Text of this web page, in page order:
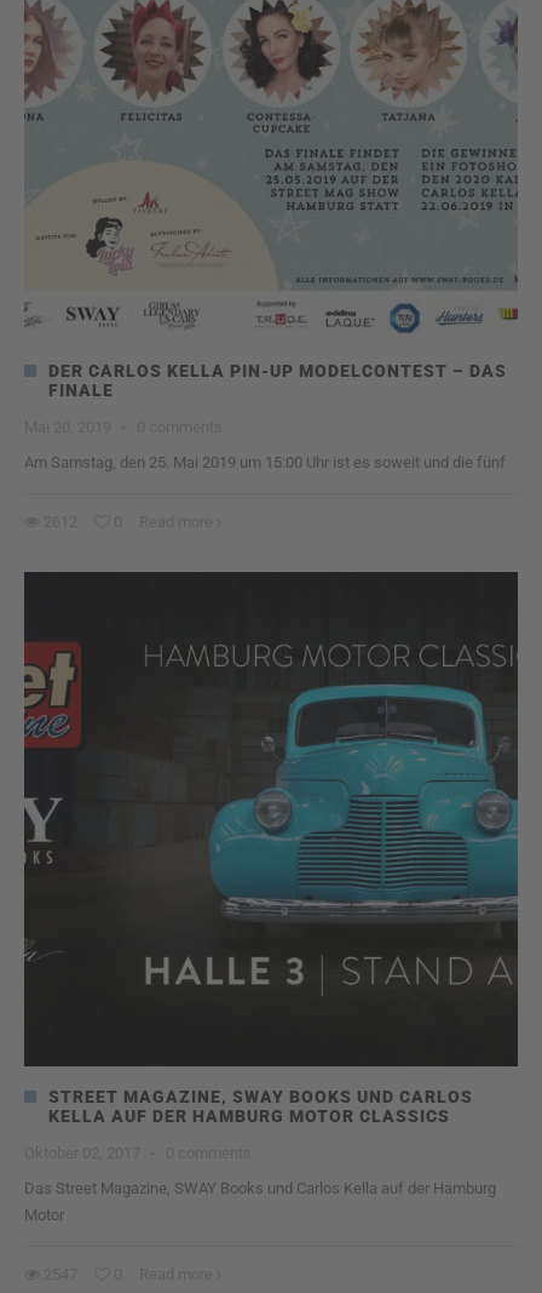
DER CARLOS KELLA PIN-UP MODELCONTEST – DAS
FINALE
Am Samstag, den 25. Mai 2019 um 15:00 Uhr ist es soweit und die fünf
STREET MAGAZINE, SWAY BOOKS UND CARLOS
KELLA AUF DER HAMBURG MOTOR CLASSICS
Das Street Magazine, SWAY Books und Carlos Kella auf der Hamburg
Motor